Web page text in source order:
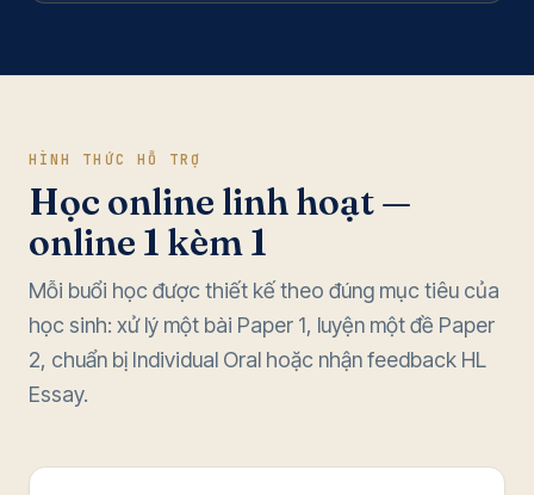
HÌNH THỨC HỖ TRỢ
Học online linh hoạt —
online 1 kèm 1
Mỗi buổi học được thiết kế theo đúng mục tiêu của
học sinh: xử lý một bài Paper 1, luyện một đề Paper
2, chuẩn bị Individual Oral hoặc nhận feedback HL
Essay.